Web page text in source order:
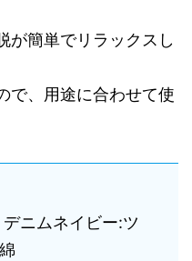
が簡単でリラックスし
で、用途に合わせて使
ニムネイビー:ツ